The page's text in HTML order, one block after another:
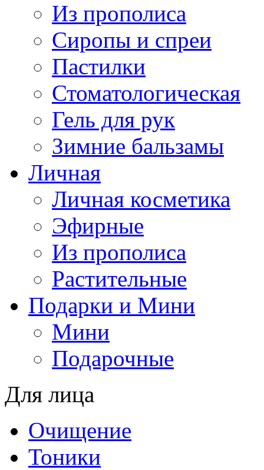
Из прополиса
Сиропы и спреи
Пастилки
Стоматологическая
Гель для рук
Зимние бальзамы
Личная
Личная косметика
Эфирные
Из прополиса
Растительные
Подарки и Мини
Мини
Подарочные
Для лица
Oчищение
Тоники